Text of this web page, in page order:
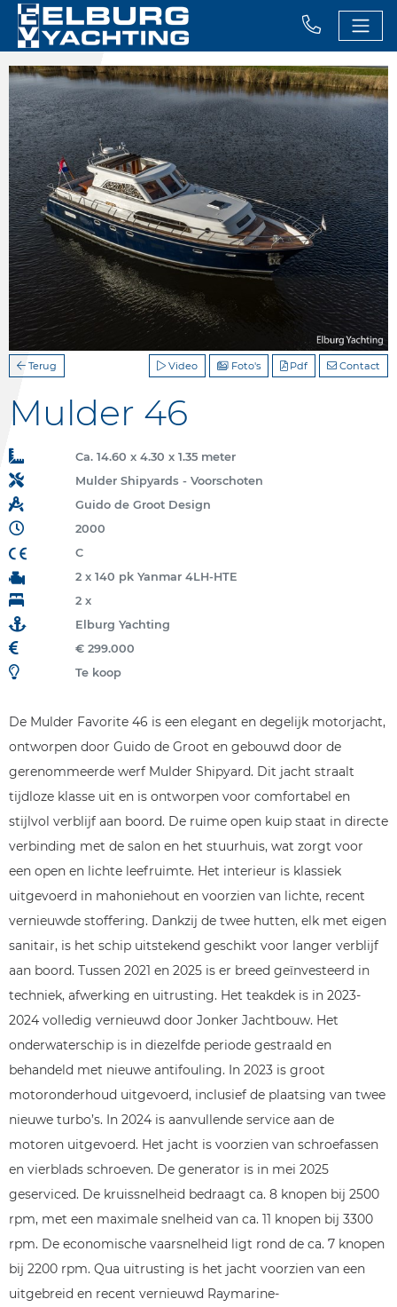
Terug Contact
Pdf
Foto's
Video
Mulder 46
Ca. 14.60 x 4.30 x 1.35 meter
Mulder Shipyards - Voorschoten
Guido de Groot Design
2000
C
2 x 140 pk Yanmar 4LH-HTE
2 x
Elburg Yachting
€ 299.000
Te koop
De Mulder Favorite 46 is een elegant en degelijk motorjacht,
ontworpen door Guido de Groot en gebouwd door de
gerenommeerde werf Mulder Shipyard. Dit jacht straalt
tijdloze klasse uit en is ontworpen voor comfortabel en
stijlvol verblijf aan boord. De ruime open kuip staat in directe
verbinding met de salon en het stuurhuis, wat zorgt voor
een open en lichte leefruimte. Het interieur is klassiek
uitgevoerd in mahoniehout en voorzien van lichte, recent
vernieuwde stoffering. Dankzij de twee hutten, elk met eigen
sanitair, is het schip uitstekend geschikt voor langer verblijf
aan boord. Tussen 2021 en 2025 is er breed geïnvesteerd in
techniek, afwerking en uitrusting. Het teakdek is in 2023-
2024 volledig vernieuwd door Jonker Jachtbouw. Het
onderwaterschip is in diezelfde periode gestraald en
behandeld met nieuwe antifouling. In 2023 is groot
motoronderhoud uitgevoerd, inclusief de plaatsing van twee
nieuwe turbo’s. In 2024 is aanvullende service aan de
motoren uitgevoerd. Het jacht is voorzien van schroefassen
en vierblads schroeven. De generator is in mei 2025
geserviced. De kruissnelheid bedraagt ca. 8 knopen bij 2500
rpm, met een maximale snelheid van ca. 11 knopen bij 3300
rpm. De economische vaarsnelheid ligt rond de ca. 7 knopen
bij 2200 rpm. Qua uitrusting is het jacht voorzien van een
uitgebreid en recent vernieuwd Raymarine-